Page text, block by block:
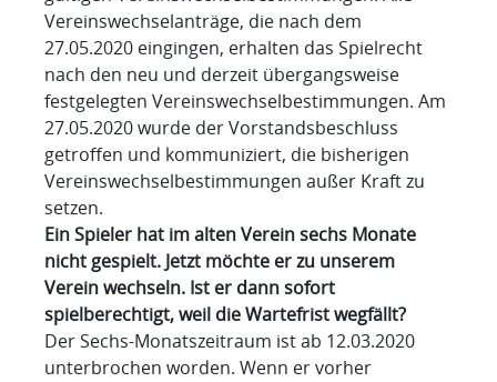
Vereinswechselanträge, die nach dem
27.05.2020 eingingen, erhalten das Spielrecht
nach den neu und derzeit übergangsweise
festgelegten Vereinswechselbestimmungen. Am
27.05.2020 wurde der Vorstandsbeschluss
getroffen und kommuniziert, die bisherigen
Vereinswechselbestimmungen außer Kraft zu
setzen.
Ein Spieler hat im alten Verein sechs Monate
nicht gespielt. Jetzt möchte er zu unserem
Verein wechseln. Ist er dann sofort
spielberechtigt, weil die Wartefrist wegfällt?
Der Sechs-Monatszeitraum ist ab 12.03.2020
unterbrochen worden. Wenn er vorher